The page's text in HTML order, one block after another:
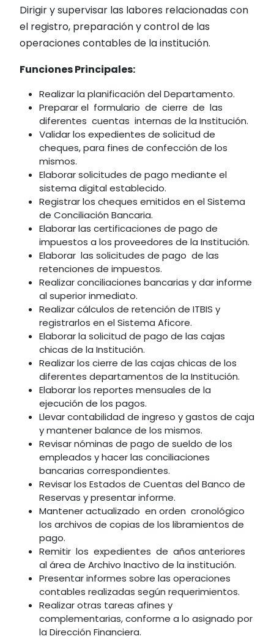
Dirigir y supervisar las labores relacionadas con
el registro, preparación y control de las
operaciones contables de la institución.
Funciones Principales:
Realizar la planificación del Departamento.
Preparar el formulario de cierre de las
diferentes cuentas internas de la Institución.
Validar los expedientes de solicitud de
cheques, para fines de confección de los
mismos.
Elaborar solicitudes de pago mediante el
sistema digital establecido.
Registrar los cheques emitidos en el Sistema
de Conciliación Bancaria.
Elaborar las certificaciones de pago de
impuestos a los proveedores de la Institución.
Elaborar las solicitudes de pago de las
retenciones de impuestos.
Realizar conciliaciones bancarias y dar informe
al superior inmediato.
Realizar cálculos de retención de ITBIS y
registrarlos en el Sistema Aficore.
Elaborar la solicitud de pago de las cajas
chicas de la Institución.
Realizar los cierre de las cajas chicas de los
diferentes departamentos de la Institución.
Elaborar los reportes mensuales de la
ejecución de los pagos.
Llevar contabilidad de ingreso y gastos de caja
y mantener balance de los mismos.
Revisar nóminas de pago de sueldo de los
empleados y hacer las conciliaciones
bancarias correspondientes.
Revisar los Estados de Cuentas del Banco de
Reservas y presentar informe.
Mantener actualizado en orden cronológico
los archivos de copias de los libramientos de
pago.
Remitir los expedientes de años anteriores
al área de Archivo Inactivo de la institución.
Presentar informes sobre las operaciones
contables realizadas según requerimientos.
Realizar otras tareas afines y
complementarias, conforme a lo asignado por
la Dirección Financiera.